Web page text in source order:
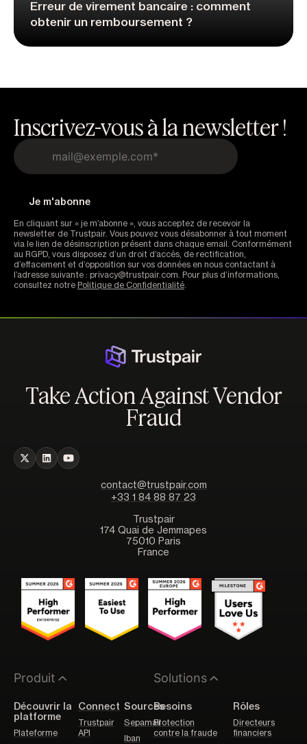
Erreur de virement bancaire : comment
obtenir un remboursement ?
Inscrivez-vous à la newsletter !
En cliquant sur « je m’abonne », vous acceptez de recevoir la
newsletter de Trustpair. Vous pouvez vous désabonner à tout moment
via le lien de désinscription présent dans chaque email. Conformément
au RGPD, vous disposez d’un droit d’accès, de rectification,
d’effacement et d’opposition sur vos données en nous contactant à
l’adresse suivante : privacy@trustpair.com. Pour plus d’informations,
consultez notre Politique de Confidentialité
Take Action Against Vendor
Fraud
contact@trustpair.com
+33 1 84 88 87 23
Trustpair
174 Quai de Jemmapes
75010 Paris
France
Produit
Découvrir la
platforme
Plateforme
Connect
Trustpair
API
Sources
Sepamail
Iban
Solutions
Besoins
Protection
contre la fraude
Rôles
Directeurs
financiers